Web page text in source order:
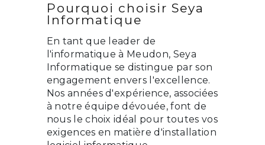
Pourquoi choisir Seya
Informatique
En tant que leader de
l'informatique à Meudon, Seya
Informatique se distingue par son
engagement envers l'excellence.
Nos années d'expérience, associées
à notre équipe dévouée, font de
nous le choix idéal pour toutes vos
exigences en matière d'installation